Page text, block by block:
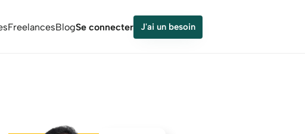
FreelancesBlogSe connecter J'ai un besoin